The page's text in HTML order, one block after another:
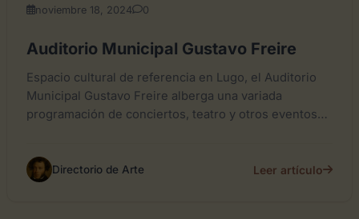
noviembre 18, 2024 0
Auditorio Municipal Gustavo Freire
Espacio cultural de referencia en Lugo, el Auditorio
Municipal Gustavo Freire alberga una variada
programación de conciertos, teatro y otros eventos
Directorio de Arte Leer artículo